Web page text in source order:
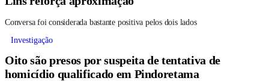
Conversa foi considerada bastante positiva pelos dois lados
Investigação
Oito são presos por suspeita de tentativa de
homicídio qualificado em Pindoretama